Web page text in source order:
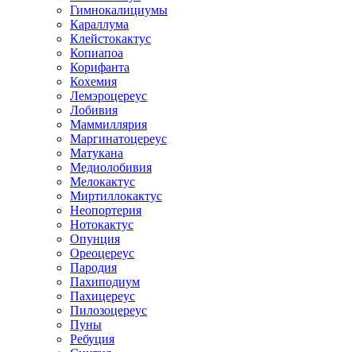
Гимнокалициумы
Караллума
Клейстокактус
Копиапоа
Корифанта
Кохемия
Лемэроцереус
Лобивия
Маммиллярия
Маргинатоцереус
Матукана
Медиолобивия
Мелокактус
Миртиллокактус
Неопортерия
Нотокактус
Опунция
Ореоцереус
Пародия
Пахиподиум
Пахицереус
Пилозоцереус
Пуны
Ребуция